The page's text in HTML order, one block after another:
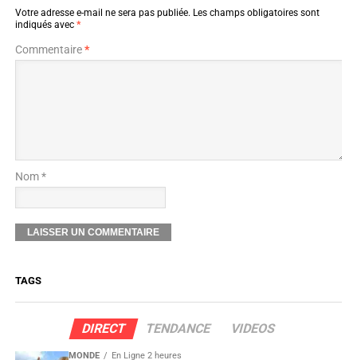
Votre adresse e-mail ne sera pas publiée. Les champs obligatoires sont
indiqués avec *
Commentaire*
Nom *
TAGS
DIRECT TENDANCE VIDEOS
MONDE En Ligne 2 heures